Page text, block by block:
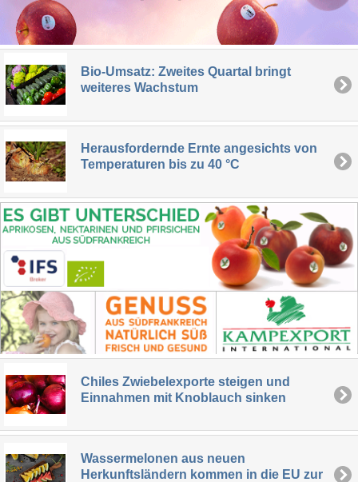
Bio-Umsatz: Zweites Quartal bringt
weiteres Wachstum
Herausfordernde Ernte angesichts von
Temperaturen bis zu 40 °C
Chiles Zwiebelexporte steigen und
Einnahmen mit Knoblauch sinken
Wassermelonen aus neuen
Herkunftsländern kommen in die EU zur